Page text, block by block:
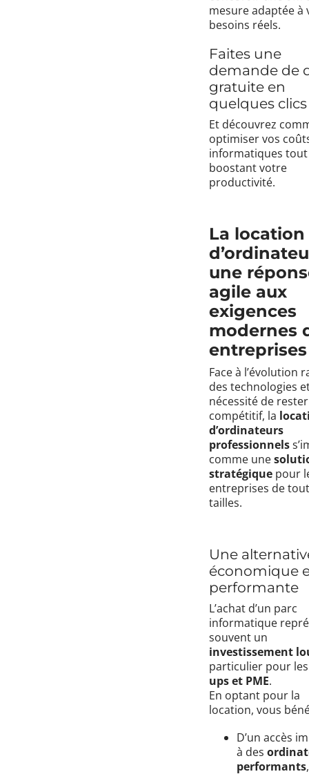
mesure adaptée à
besoins réels.
Faites une
demande de
gratuite en
quelques clics
Et découvrez
optimiser vos
informatiques
boostant votre
productivité.
La location
une
agile aux
exigences
modernes
entreprises
Face à l’évolution
des technologies
nécessité de rester
compétitif, la
d’ordinateurs
professionnels
comme une
stratégique pour
entreprises de
tailles.
Une
économique
performante
L’achat d’un parc
informatique
souvent un
investissement
particulier pour
ups et PME.
En optant pour la
location, vous
D’un accès
à des
performants,